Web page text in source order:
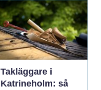
Takläggare i
Katrineholm: så